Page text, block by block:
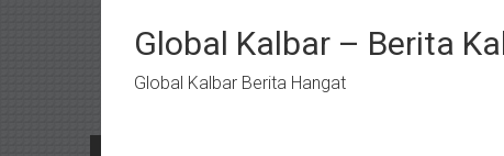
kontenGlobal Kalbar – Berita
Global Kalbar Berita Hangat